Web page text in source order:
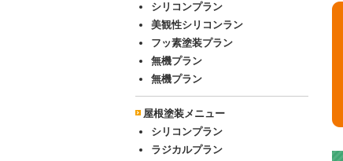
シリコンプラン
美観性シリコンラン
フッ素塗装プラン
無機プラン
無機プラン
屋根塗装メニュー
シリコンプラン
ラジカルプラン